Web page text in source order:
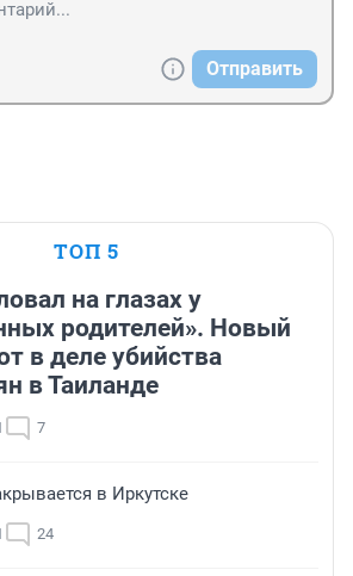
Отправить
ТОП 5
на глазах у
родителей». Новый
в деле убийства
в Таиланде
7
в Иркутске
24